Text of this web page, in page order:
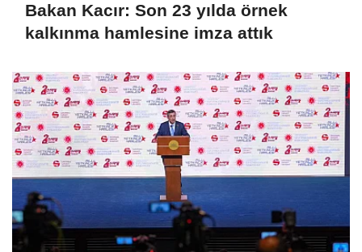
Bakan Kacır: Son 23 yılda örnek
kalkınma hamlesine imza attık